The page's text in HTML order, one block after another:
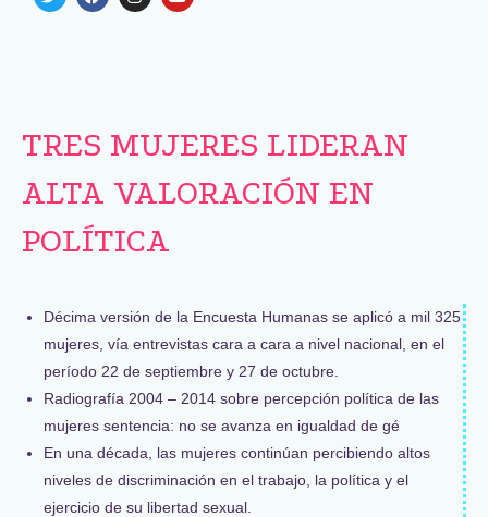
TRES MUJERES LIDERAN
ALTA VALORACIÓN EN
POLÍTICA
Décima versión de la Encuesta Humanas se aplicó a mil 325
mujeres, vía entrevistas cara a cara a nivel nacional, en el
período 22 de septiembre y 27 de octubre.
Radiografía 2004 – 2014 sobre percepción política de las
mujeres sentencia: no se avanza en igualdad de gé
En una década, las mujeres continúan percibiendo altos
niveles de discriminación en el trabajo, la política y el
ejercicio de su libertad sexual.